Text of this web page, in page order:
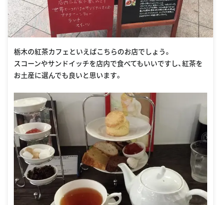
栃木の紅茶カフェといえばこちらのお店でしょう。
スコーンやサンドイッチを店内で食べてもいいですし、紅茶を
お土産に選んでも良いと思います。